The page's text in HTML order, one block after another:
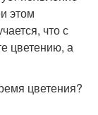
этом
что с
цветению, а
цветения?